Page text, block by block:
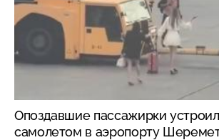
Опоздавшие пассажирки
самолетом в аэропорту